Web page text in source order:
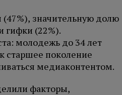
значительную долю
гифки (22%).
молодежь до 34 лет
старшее поколение
медиаконтентом.
факторы,